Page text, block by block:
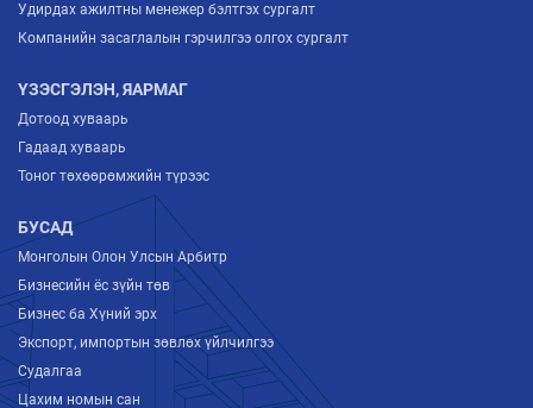
Удирдах ажилтны менежер бэлтгэх сургалт
Компанийн засаглалын гэрчилгээ олгох сургалт
ҮЗЭСГЭЛЭН, ЯАРМАГ
Дотоод хуваарь
Гадаад хуваарь
Тоног төхөөрөмжийн түрээс
БУСАД
Монголын Олон Улсын Арбитр
Бизнесийн ёс зүйн төв
Бизнес ба Хүний эрх
Экспорт, импортын зөвлөх үйлчилгээ
Судалгаа
Цахим номын сан